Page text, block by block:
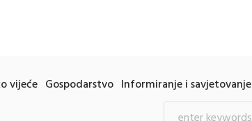
vijeće Gospodarstvo Informiranje i savjetovanje